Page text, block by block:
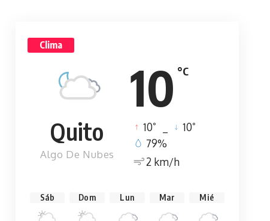
Clima
10 °C
Quito
Algo De Nubes
10° 10°
79%
2 km/h
Sáb Dom Lun Mar Mié